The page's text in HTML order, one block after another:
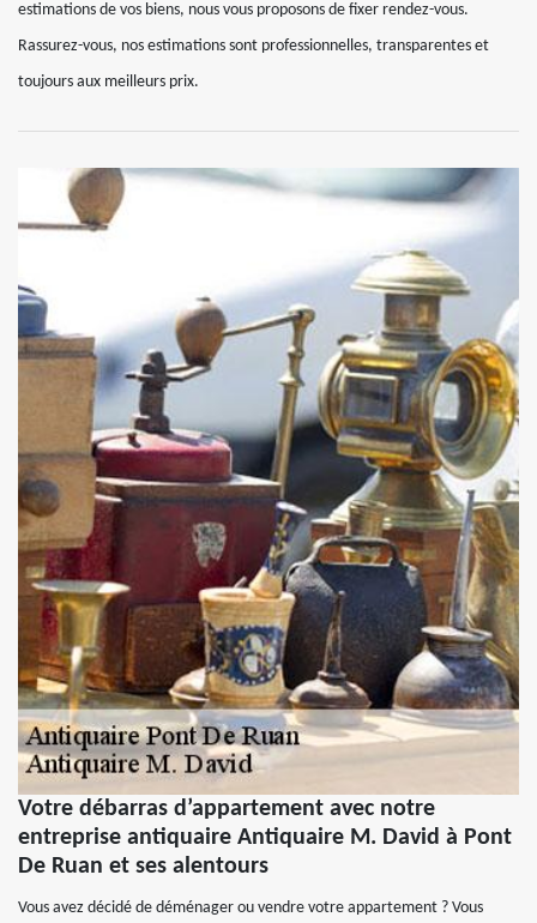
estimations de vos biens, nous vous proposons de fixer rendez-vous.
Rassurez-vous, nos estimations sont professionnelles, transparentes et
toujours aux meilleurs prix.
Votre débarras d’appartement avec notre
entreprise antiquaire Antiquaire M. David à Pont
De Ruan et ses alentours
Vous avez décidé de déménager ou vendre votre appartement ? Vous